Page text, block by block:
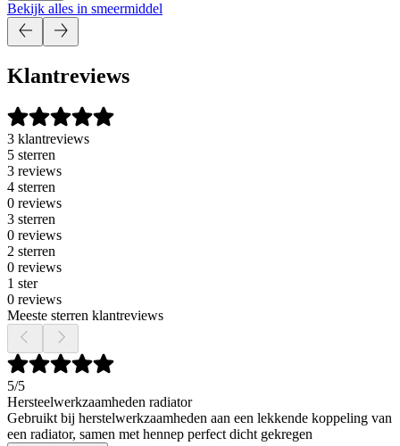
Bekijk alles in smeermiddel
Klantreviews
3 klantreviews
5 sterren
3 reviews
4 sterren
0 reviews
3 sterren
0 reviews
2 sterren
0 reviews
1 ster
0 reviews
Meeste sterren klantreviews
5/5
Hersteelwerkzaamheden radiator
Gebruikt bij herstelwerkzaamheden aan een lekkende koppeling van
een radiator, samen met hennep perfect dicht gekregen